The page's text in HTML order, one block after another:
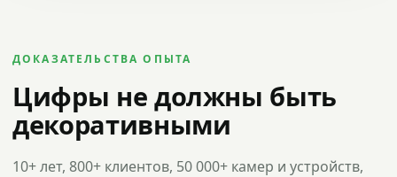
ДОКАЗАТЕЛЬСТВА ОПЫТА
Цифры не должны быть
декоративными
10+ лет, 800+ клиентов, 50 000+ камер и устройств,